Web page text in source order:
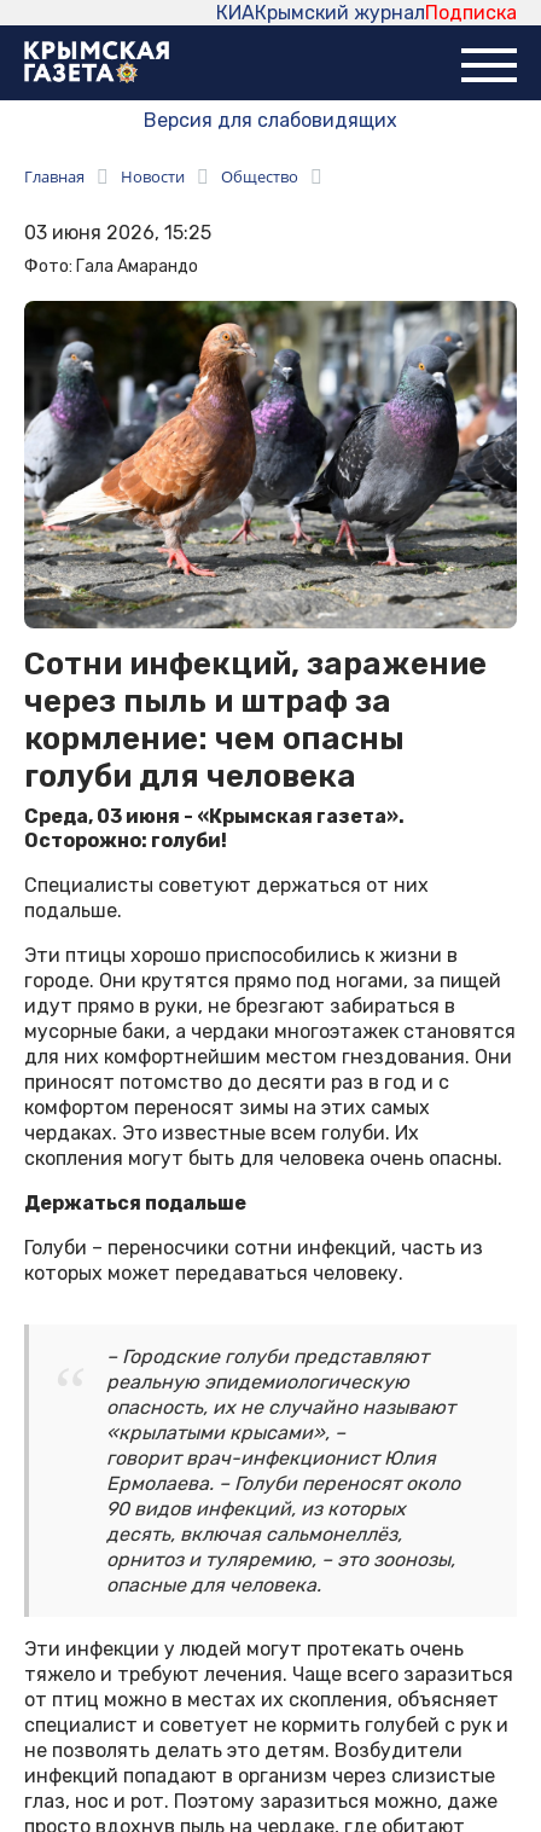
Подписка
Крымский журнал
КИА
Версия для слабовидящих
Главная Новости Общество
03 июня 2026, 15:25
Фото: Гала Амарандо
Сотни инфекций, заражение
через пыль и штраф за
кормление: чем опасны
голуби для человека
Среда, 03 июня - «Крымская газета».
Осторожно: голуби!
Специалисты советуют держаться от них
подальше.
Эти птицы хорошо приспособились к жизни в
городе. Они крутятся прямо под ногами, за пищей
идут прямо в руки, не брезгают забираться в
мусорные баки, а чердаки многоэтажек становятся
для них комфортнейшим местом гнездования. Они
приносят потомство до десяти раз в год и с
комфортом переносят зимы на этих самых
чердаках. Это известные всем голуби. Их
скопления могут быть для человека очень опасны.
Держаться подальше
Голуби – переносчики сотни инфекций, часть из
которых может передаваться человеку.
– Городские голуби представляют
реальную эпидемиологическую
опасность, их не случайно называют
«крылатыми крысами», –
говорит врач-инфекционист Юлия
Ермолаева. – Голуби переносят около
90 видов инфекций, из которых
десять, включая сальмонеллёз,
орнитоз и туляремию, – это зоонозы,
опасные для человека.
Эти инфекции у людей могут протекать очень
тяжело и требуют лечения. Чаще всего заразиться
от птиц можно в местах их скопления, объясняет
специалист и советует не кормить голубей с рук и
не позволять делать это детям. Возбудители
инфекций попадают в организм через слизистые
глаз, нос и рот. Поэтому заразиться можно, даже
просто вдохнув пыль на чердаке, где обитают